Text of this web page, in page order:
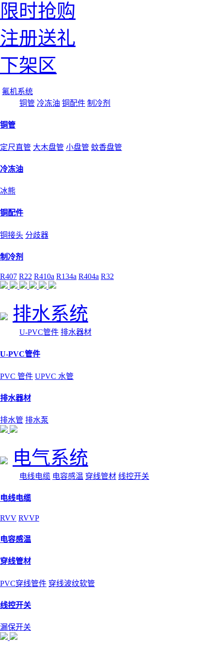
限时抢购
注册送礼
下架区
氟机系统
铜管 冷冻油 铜配件 制冷剂
铜管
定尺直管 大木盘管 小盘管 蚊香盘管
冷冻油
冰熊
铜配件
铜接头 分歧器
制冷剂
R407 R22 R410a R134a R404a R32
排水系统
U-PVC管件 排水器材
U-PVC管件
PVC 管件 UPVC 水管
排水器材
排水管 排水泵
电气系统
电线电缆 电容感温 穿线管材 线控开关
电线电缆
RVV RVVP
电容感温
穿线管材
PVC穿线管件 穿线波纹软管
线控开关
漏保开关